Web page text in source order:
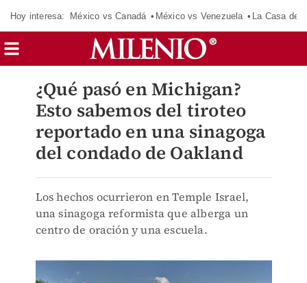
Hoy interesa: México vs Canadá México vs Venezuela La Casa de
¿Qué pasó en Michigan?
Esto sabemos del tiroteo
reportado en una sinagoga
del condado de Oakland
Los hechos ocurrieron en Temple Israel,
una sinagoga reformista que alberga un
centro de oración y una escuela.